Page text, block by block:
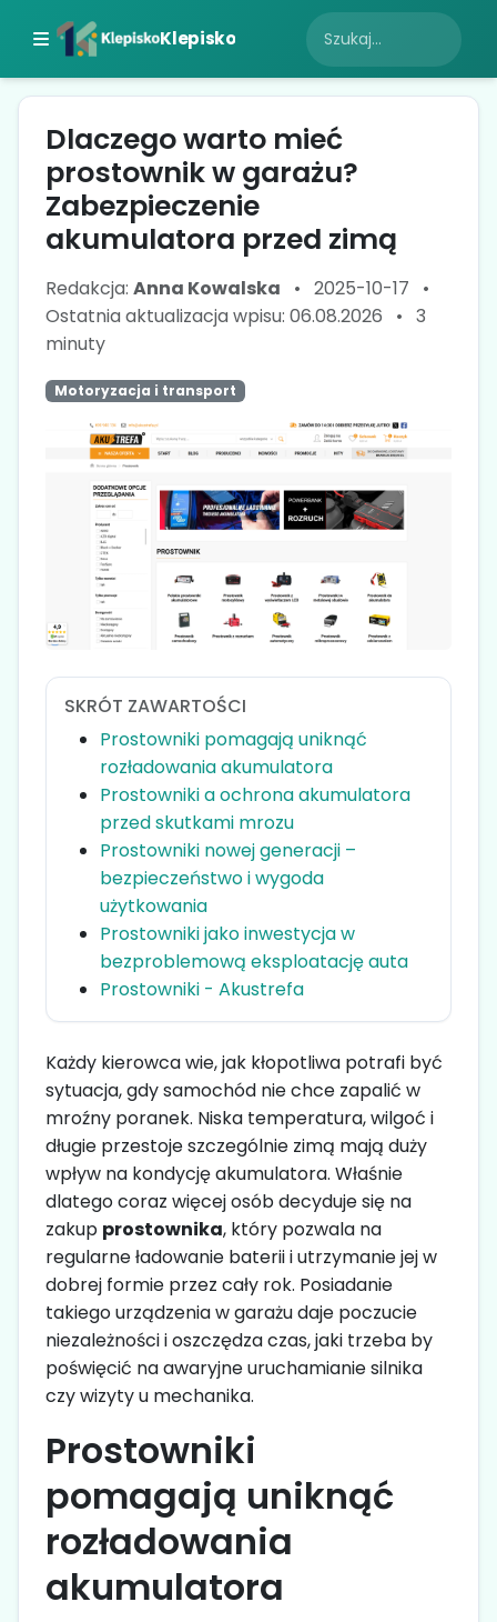
Klepisko
Dlaczego warto mieć
prostownik w garażu?
Zabezpieczenie
akumulatora przed zimą
Redakcja: Anna Kowalska • 2025-10-17
•
Ostatnia aktualizacja wpisu: 06.08.2026
• 3
minuty
Motoryzacja i transport
SKRÓT ZAWARTOŚCI
Prostowniki pomagają uniknąć
rozładowania akumulatora
Prostowniki a ochrona akumulatora
przed skutkami mrozu
Prostowniki nowej generacji –
bezpieczeństwo i wygoda
użytkowania
Prostowniki jako inwestycja w
bezproblemową eksploatację auta
Prostowniki - Akustrefa
Każdy kierowca wie, jak kłopotliwa potrafi być
sytuacja, gdy samochód nie chce zapalić w
mroźny poranek. Niska temperatura, wilgoć i
długie przestoje szczególnie zimą mają duży
wpływ na kondycję akumulatora. Właśnie
dlatego coraz więcej osób decyduje się na
zakup prostownika, który pozwala na
regularne ładowanie baterii i utrzymanie jej w
dobrej formie przez cały rok. Posiadanie
takiego urządzenia w garażu daje poczucie
niezależności i oszczędza czas, jaki trzeba by
poświęcić na awaryjne uruchamianie silnika
czy wizyty u mechanika.
Prostowniki
pomagają uniknąć
rozładowania
akumulatora